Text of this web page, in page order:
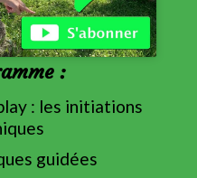
:
: les initiations
guidées